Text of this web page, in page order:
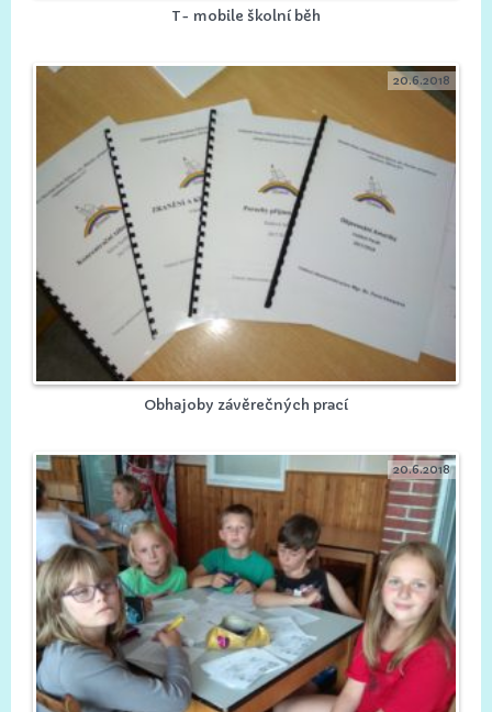
T- mobile školní běh
20.6.2018
Obhajoby závěrečných prací
20.6.2018